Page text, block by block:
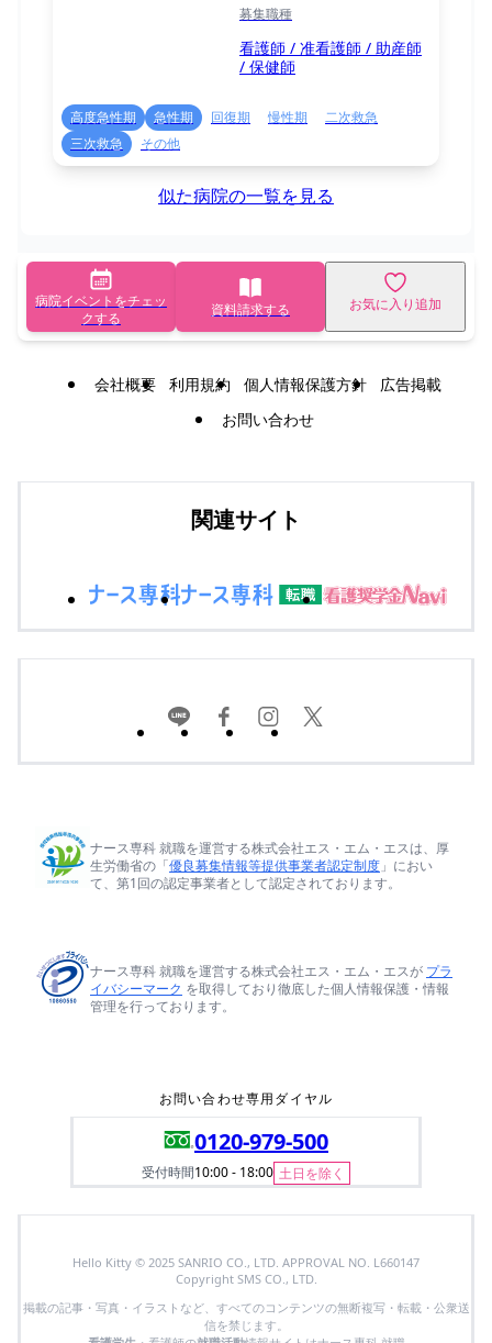
募集職種
看護師 / 准看護師 / 助産師
/ 保健師
高度急性期 急性期 回復期 慢性期
二次救急
三次救急
その他
似た病院の一覧を見る
病院イベントをチェッ
クする
資料請求する お気に入り追加
会社概要 利用規約 個人情報保護方針
広告掲載
お問い合わせ
関連サイト
ナース専科 就職を運営する株式会社エス・エム・エスは、厚
生労働省の「優良募集情報等提供事業者認定制度 」におい
て、第1回の認定事業者として認定されております。
ナース専科 就職を運営する株式会社エス・エム・エスが プラ
イバシーマーク を取得しており徹底した個人情報保護・情報
管理を行っております。
お問い合わせ専用ダイヤル
0120-979-500
受付時間10:00 - 18:00 土日を除く
Hello Kitty © 2025 SANRIO CO., LTD. APPROVAL NO. L660147
Copyright SMS CO., LTD.
掲載の記事・写真・イラストなど、すべてのコンテンツの無断複写・転載・公衆送
信を禁じます。